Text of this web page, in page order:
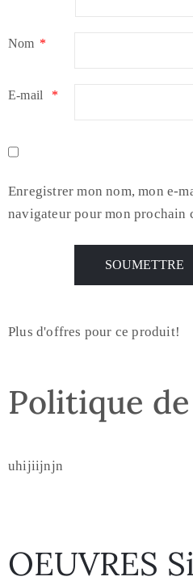
Nom *
E-mail *
Enregistrer mon nom, mon e-
navigateur pour mon prochain
Plus d'offres pour ce produit!
Politique
uhijiijnjn
OEUVRES